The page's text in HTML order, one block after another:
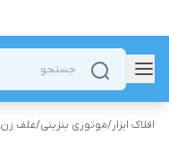
افلاک ابزار/موتوری بنزینی/علف زن